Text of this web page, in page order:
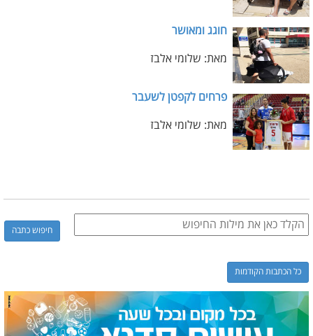
חוגג ומאושר
מאת: שלומי אלבז
פרחים לקפטן לשעבר
מאת: שלומי אלבז
כל הכתבות הקודמות